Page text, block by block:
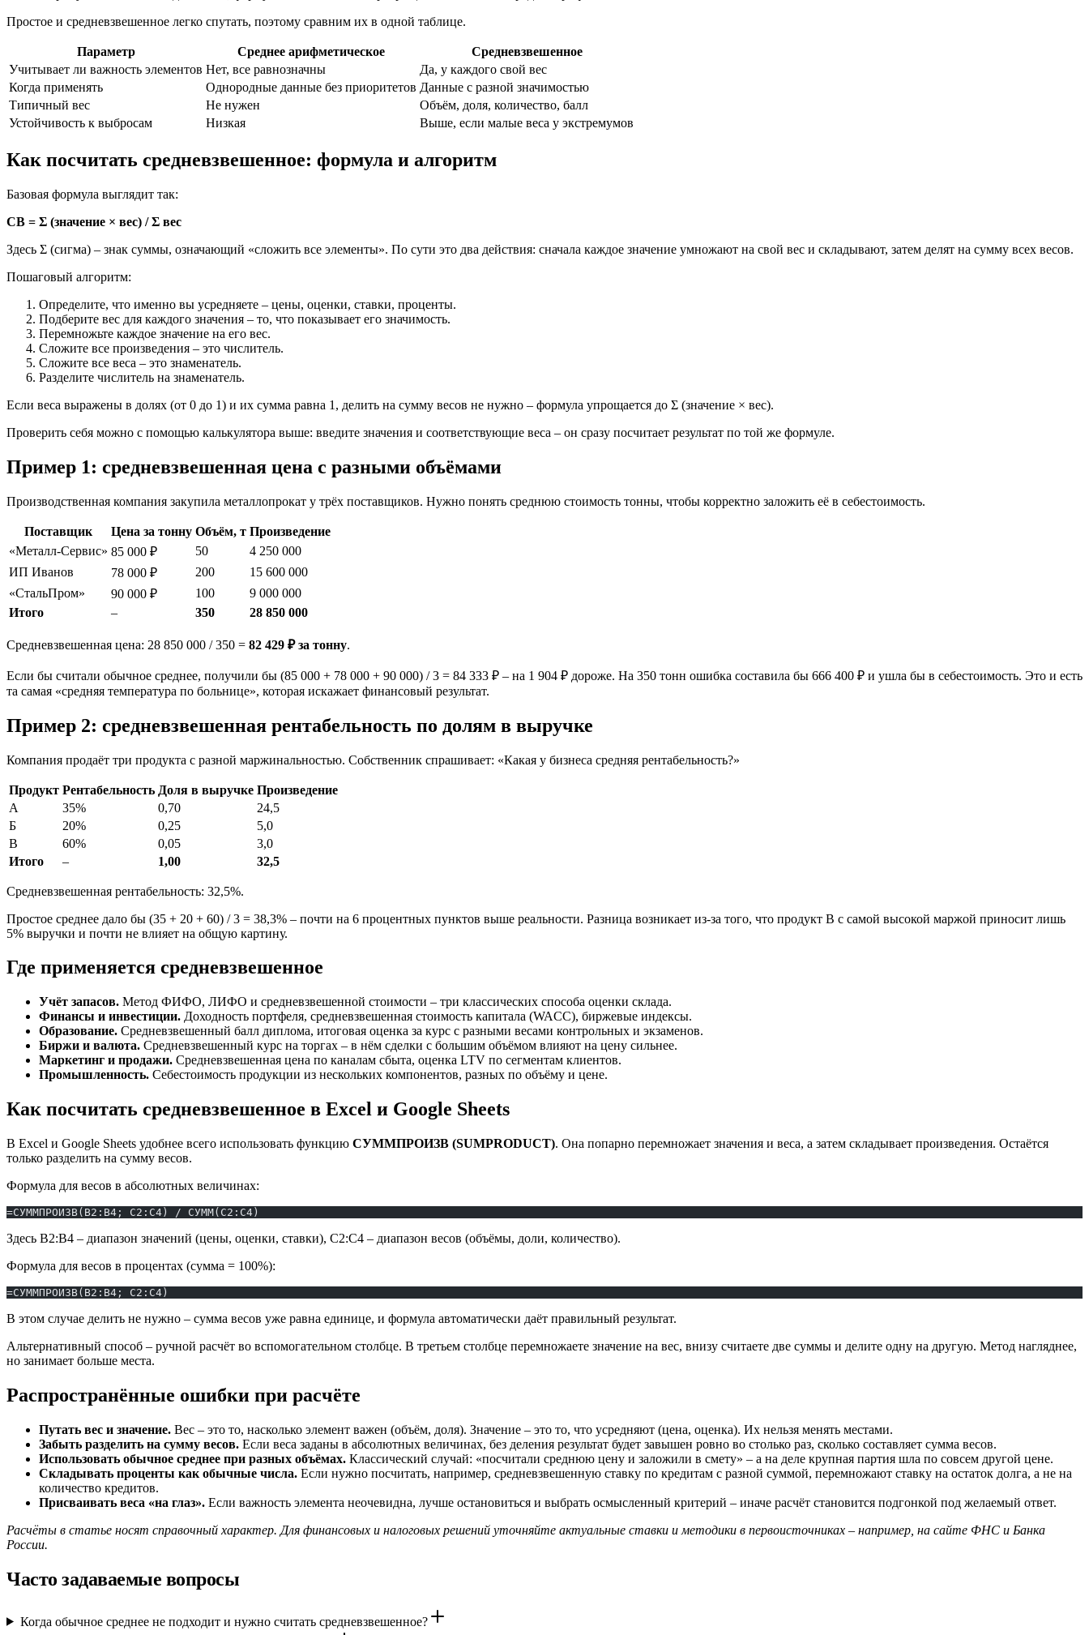
Простое и средневзвешенное легко спутать, поэтому сравним их в одной таблице.
Параметр Среднее арифметическое
Средневзвешенное
Учитывает ли важность элементов Нет, все равнозначны
Да, у каждого свой вес
Когда применять
Однородные данные без приоритетов Данные с разной значимостью
Типичный вес
Не нужен
Объём, доля, количество, балл
Устойчивость к выбросам
Низкая Выше, если малые веса у экстремумов
Как посчитать средневзвешенное: формула и алгоритм
Базовая формула выглядит так:
СВ = Σ (значение × вес) / Σ вес
Здесь Σ (сигма) – знак суммы, означающий «сложить все элементы». По сути это два действия: сначала каждое значение умножают на свой вес и складывают, затем делят на сумму всех весов.
Пошаговый алгоритм:
Определите, что именно вы усредняете – цены, оценки, ставки, проценты.
Подберите вес для каждого значения – то, что показывает его значимость.
Перемножьте каждое значение на его вес.
Сложите все произведения – это числитель.
Сложите все веса – это знаменатель.
Разделите числитель на знаменатель.
Если веса выражены в долях (от 0 до 1) и их сумма равна 1, делить на сумму весов не нужно – формула упрощается до Σ (значение × вес).
Проверить себя можно с помощью калькулятора выше: введите значения и соответствующие веса – он сразу посчитает результат по той же формуле.
Пример 1: средневзвешенная цена с разными объёмами
Производственная компания закупила металлопрокат у трёх поставщиков. Нужно понять среднюю стоимость тонны, чтобы корректно заложить её в себестоимость.
Поставщик Цена за тонну Объём, т Произведение
«Металл-Сервис» 85 000 ₽ 50
4 250 000
ИП Иванов
78 000 ₽ 200
15 600 000
«СтальПром»
90 000 ₽ 100
9 000 000
Итого
– 350 28 850 000
Средневзвешенная цена: 28 850 000 / 350 = 82 429 ₽ за тонну.
Если бы считали обычное среднее, получили бы (85 000 + 78 000 + 90 000) / 3 = 84 333 ₽ – на 1 904 ₽ дороже. На 350 тонн ошибка составила бы 666 400 ₽ и ушла бы в себестоимость. Это и есть
та самая «средняя температура по больнице», которая искажает финансовый результат.
Пример 2: средневзвешенная рентабельность по долям в выручке
Компания продаёт три продукта с разной маржинальностью. Собственник спрашивает: «Какая у бизнеса средняя рентабельность?»
Продукт Рентабельность Доля в выручке Произведение
A
35% 0,70
24,5
Б
20% 0,25
5,0
В
60% 0,05
3,0
Итого
– 1,00 32,5
Средневзвешенная рентабельность: 32,5%.
Простое среднее дало бы (35 + 20 + 60) / 3 = 38,3% – почти на 6 процентных пунктов выше реальности. Разница возникает из-за того, что продукт В с самой высокой маржой приносит лишь
5% выручки и почти не влияет на общую картину.
Где применяется средневзвешенное
Учёт запасов. Метод ФИФО, ЛИФО и средневзвешенной стоимости – три классических способа оценки склада.
Финансы и инвестиции. Доходность портфеля, средневзвешенная стоимость капитала (WACC), биржевые индексы.
Образование. Средневзвешенный балл диплома, итоговая оценка за курс с разными весами контрольных и экзаменов.
Биржи и валюта. Средневзвешенный курс на торгах – в нём сделки с большим объёмом влияют на цену сильнее.
Маркетинг и продажи. Средневзвешенная цена по каналам сбыта, оценка LTV по сегментам клиентов.
Промышленность. Себестоимость продукции из нескольких компонентов, разных по объёму и цене.
Как посчитать средневзвешенное в Excel и Google Sheets
В Excel и Google Sheets удобнее всего использовать функцию СУММПРОИЗВ (SUMPRODUCT). Она попарно перемножает значения и веса, а затем складывает произведения. Остаётся
только разделить на сумму весов.
Формула для весов в абсолютных величинах:
=СУММПРОИЗВ(B2:B4; C2:C4) / СУММ(C2:C4)
Здесь B2:B4 – диапазон значений (цены, оценки, ставки), C2:C4 – диапазон весов (объёмы, доли, количество).
Формула для весов в процентах (сумма = 100%):
=СУММПРОИЗВ(B2:B4; C2:C4)
В этом случае делить не нужно – сумма весов уже равна единице, и формула автоматически даёт правильный результат.
Альтернативный способ – ручной расчёт во вспомогательном столбце. В третьем столбце перемножаете значение на вес, внизу считаете две суммы и делите одну на другую. Метод нагляднее,
но занимает больше места.
Распространённые ошибки при расчёте
Путать вес и значение. Вес – это то, насколько элемент важен (объём, доля). Значение – это то, что усредняют (цена, оценка). Их нельзя менять местами.
Забыть разделить на сумму весов. Если веса заданы в абсолютных величинах, без деления результат будет завышен ровно во столько раз, сколько составляет сумма весов.
Использовать обычное среднее при разных объёмах. Классический случай: «посчитали среднюю цену и заложили в смету» – а на деле крупная партия шла по совсем другой цене.
Складывать проценты как обычные числа. Если нужно посчитать, например, средневзвешенную ставку по кредитам с разной суммой, перемножают ставку на остаток долга, а не на
количество кредитов.
Присваивать веса «на глаз». Если важность элемента неочевидна, лучше остановиться и выбрать осмысленный критерий – иначе расчёт становится подгонкой под желаемый ответ.
Расчёты в статье носят справочный характер. Для финансовых и налоговых решений уточняйте актуальные ставки и методики в первоисточниках – например, на сайте ФНС и Банка
России.
Часто задаваемые вопросы
Когда обычное среднее не подходит и нужно считать средневзвешенное?